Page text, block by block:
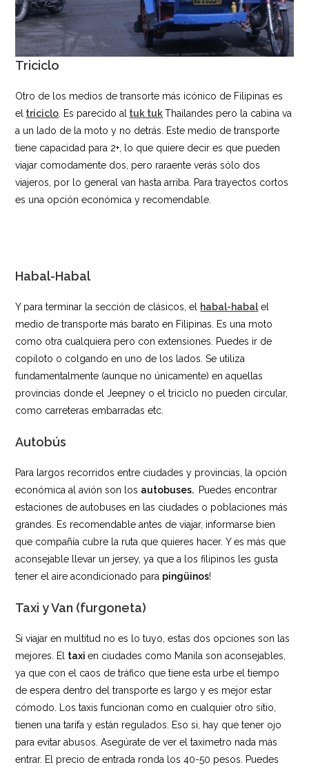
Triciclo
Otro de los medios de transorte más icónico de Filipinas es
el triciclo. Es parecido al tuk tuk Thailandes pero la cabina va
a un lado de la moto y no detrás. Este medio de transporte
tiene capacidad para 2+, lo que quiere decir es que pueden
viajar comodamente dos, pero raraente verás sólo dos
viajeros, por lo general van hasta arriba. Para trayectos cortos
es una opción económica y recomendable.
Habal-Habal
Y para terminar la sección de clásicos, el habal-habalel
medio de transporte más barato en Filipinas. Es una moto
como otra cualquiera pero con extensiones. Puedes ir de
copiloto o colgando en uno de los lados. Se utiliza
fundamentalmente (aunque no únicamente) en aquellas
provincias donde el Jeepney o el triciclo no pueden circular,
como carreteras embarradas etc.
Autobús
Para largos recorridos entre ciudades y provincias, la opción
económica al avión son los autobuses. Puedes encontrar
estaciones de autobuses en las ciudades o poblaciones más
grandes. Es recomendable antes de viajar, informarse bien
que compañía cubre la ruta que quieres hacer. Y es más que
aconsejable llevar un jersey, ya que a los filipinos les gusta
tener el aire acondicionado para pingüinos!
Taxi y Van (furgoneta)
Si viajar en multitud no es lo tuyo, estas dos opciones son las
mejores. El taxien ciudades como Manila son aconsejables,
ya que con el caos de tráfico que tiene esta urbe el tiempo
de espera dentro del transporte es largo y es mejor estar
cómodo. Los taxis funcionan como en cualquier otro sitio,
tienen una tarifa y están regulados. Eso si, hay que tener ojo
para evitar abusos. Asegúrate de ver el taximetro nada más
entrar. El precio de entrada ronda los 40-50 pesos. Puedes